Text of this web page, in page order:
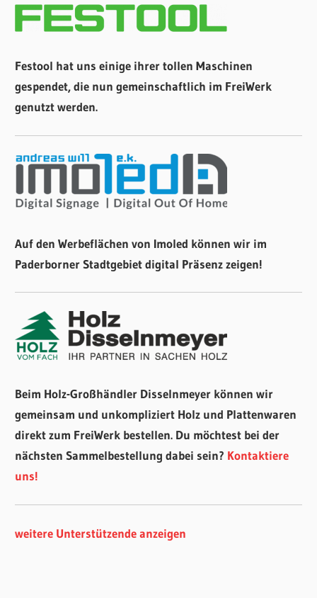
Festool hat uns einige ihrer tollen Maschinen
gespendet, die nun gemeinschaftlich im FreiWerk
genutzt werden.
Auf den Werbeflächen von Imoled können wir im
Paderborner Stadtgebiet digital Präsenz zeigen!
Beim Holz-Großhändler Disselnmeyer können wir
gemeinsam und unkompliziert Holz und Plattenwaren
direkt zum FreiWerk bestellen. Du möchtest bei der
nächsten Sammelbestellung dabei sein? Kontaktiere
uns!
weitere Unterstützende anzeigen